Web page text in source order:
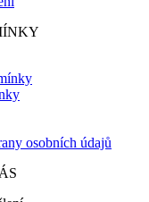
osobních údajů